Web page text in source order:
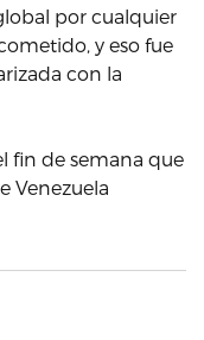
por cualquier
y eso fue
con la
fin de semana que
Venezuela